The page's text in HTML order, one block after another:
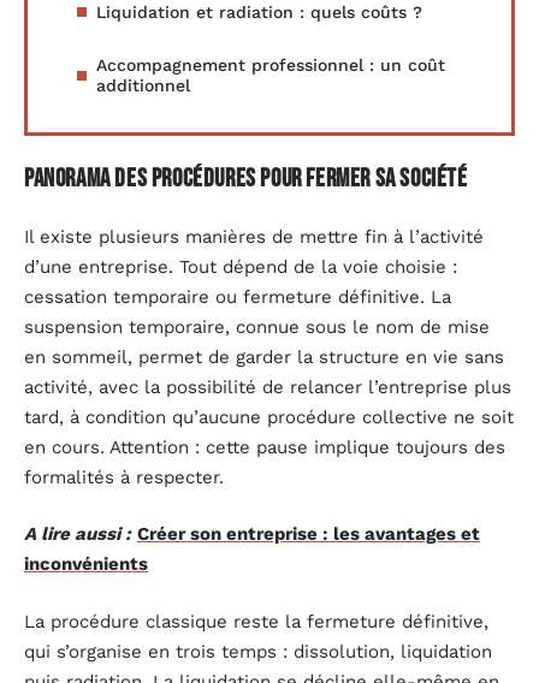
Liquidation et radiation : quels coûts ?
Accompagnement professionnel : un coût
additionnel
Panorama des procédures pour fermer sa société
Il existe plusieurs manières de mettre fin à l’activité
d’une entreprise. Tout dépend de la voie choisie :
cessation temporaire ou fermeture définitive. La
suspension temporaire, connue sous le nom de mise
en sommeil, permet de garder la structure en vie sans
activité, avec la possibilité de relancer l’entreprise plus
tard, à condition qu’aucune procédure collective ne soit
en cours. Attention : cette pause implique toujours des
formalités à respecter.
A lire aussi : Créer son entreprise : les avantages et
inconvénients
La procédure classique reste la fermeture définitive,
qui s’organise en trois temps : dissolution, liquidation